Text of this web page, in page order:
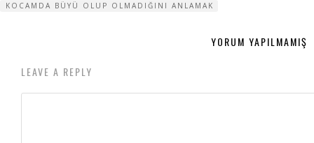
KOCAMDA BÜYÜ OLUP OLMADIĞINI ANLAMAK
YORUM YAPILMAMIŞ
LEAVE A REPLY